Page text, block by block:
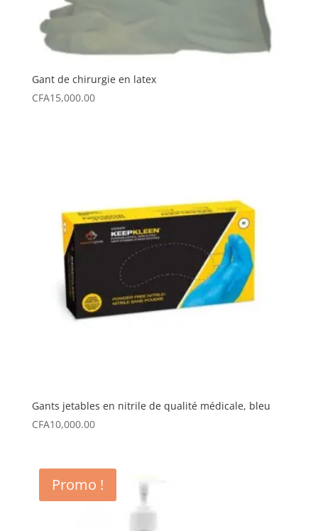
Gant de chirurgie en latex
CFA15,000.00
Gants jetables en nitrile de qualité médicale, bleu
CFA10,000.00
Promo !